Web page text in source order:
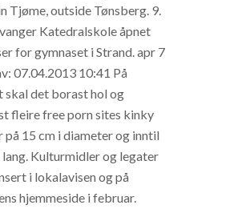
Tjøme, outside Tønsberg. 9.
Katedralskole åpnet
for gymnaset i Strand. apr 7
07.04.2013 10:41 På
skal det borast hol og
fleire free porn sites kinky
på 15 cm i diameter og inntil
Kulturmidler og legater
i lokalavisen og på
hjemmeside i februar.